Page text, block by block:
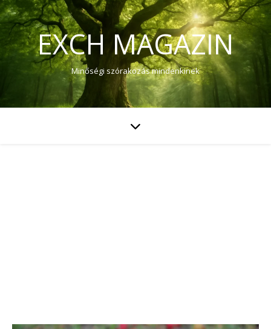
EXCH MAGAZIN
Minőségi szórakozás mindenkinek